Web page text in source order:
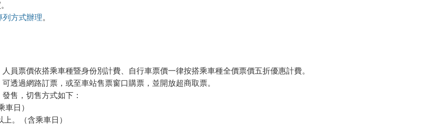
列方式辦理。
員票價依搭乘車種暨身份別計費、自行車票價一律按搭乘車種全價票價五折優惠計費。
透過網路訂票，或至車站售票窗口購票，並開放超商取票。
售，切售方式如下：
車日）
。（含乘車日）